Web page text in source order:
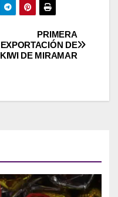
PRIMERA
EXPORTACIÓN DE
KIWI DE MIRAMAR